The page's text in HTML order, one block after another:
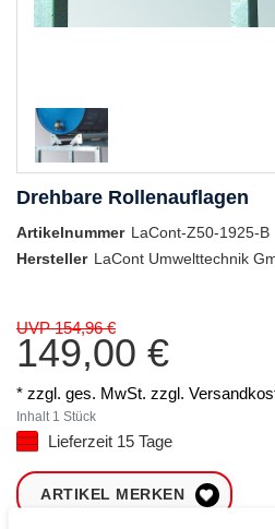
Drehbare Rollenauflagen
Artikelnummer LaCont-Z50-1925-B
Hersteller LaCont Umwelttechnik
UVP 154,96 €
149,00 €
* zzgl. ges. MwSt. zzgl.
Inhalt 1 Stück
Lieferzeit 15 Tage
ARTIKEL MERKEN